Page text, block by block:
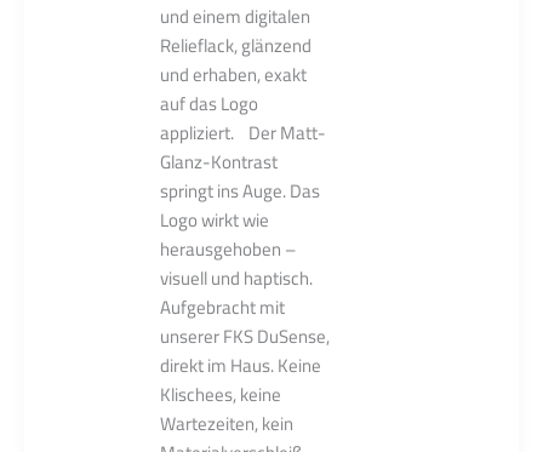
und einem digitalen
Relieflack, glänzend
und erhaben, exakt
auf das Logo
appliziert. Der Matt-
Glanz-Kontrast
springt ins Auge. Das
Logo wirkt wie
herausgehoben –
visuell und haptisch.
Aufgebracht mit
unserer FKS DuSense,
direkt im Haus. Keine
Klischees, keine
Wartezeiten, kein